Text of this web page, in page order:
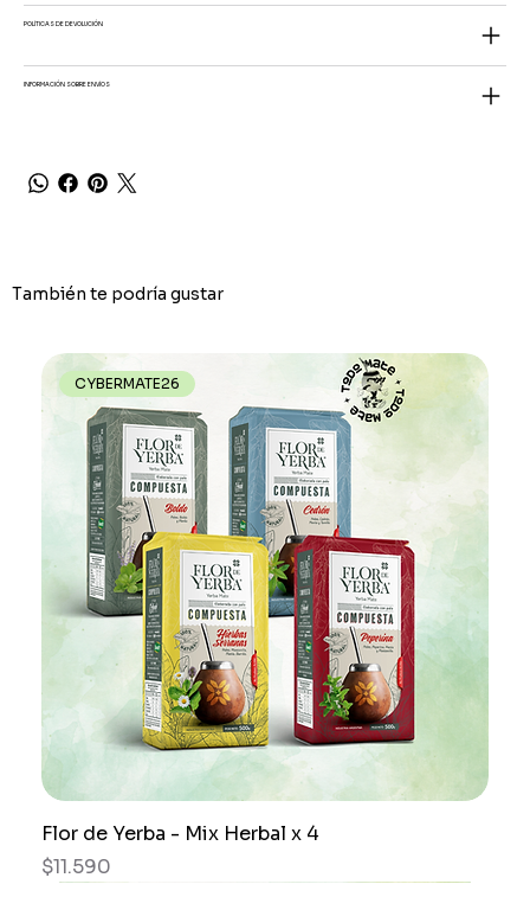
POLÍTICAS DE DEVOLUCIÓN
INFORMACIÓN SOBRE ENVÍOS
También te podría gustar
CYBERMATE26
Flor de Yerba - Mix Herbal x 4
Precio
$11.590